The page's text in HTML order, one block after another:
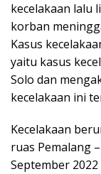
kecelakaan lalu
korban
Kasus
yaitu kasus
Solo dan
kecelakaan ini
Kecelakaan
ruas Pemalang
September